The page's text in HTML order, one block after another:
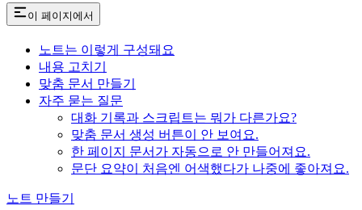
이 페이지에서
노트는 이렇게 구성돼요
내용 고치기
맞춤 문서 만들기
자주 묻는 질문
대화 기록과 스크립트는 뭐가 다른가요?
맞춤 문서 생성 버튼이 안 보여요.
한 페이지 문서가 자동으로 안 만들어져요.
문단 요약이 처음엔 어색했다가 나중에 좋아져요.
노트 만들기